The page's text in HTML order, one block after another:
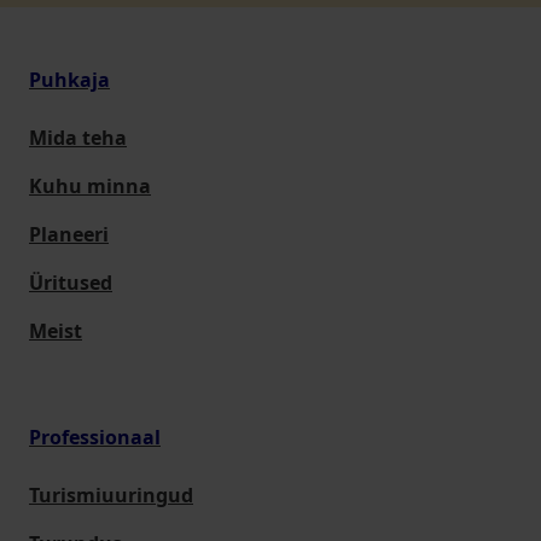
Puhkaja
Mida teha
Kuhu minna
Planeeri
Üritused
Meist
Professionaal
Turismiuuringud